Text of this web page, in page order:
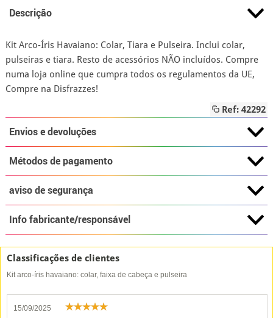
Descrição
Kit Arco-Íris Havaiano: Colar, Tiara e Pulseira. Inclui colar,
pulseiras e tiara. Resto de acessórios NÃO incluídos. Compre
numa loja online que cumpra todos os regulamentos da UE,
Compre na Disfrazzes!
Ref: 42292
Envios e devoluções
Métodos de pagamento
aviso de segurança
Info fabricante/responsável
Classificações de clientes
Kit arco-íris havaiano: colar, faixa de cabeça e pulseira
15/09/2025